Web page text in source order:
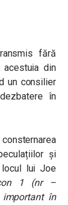
fără
din
un consilier
în
și
lui Joe
1 (nr –
important în